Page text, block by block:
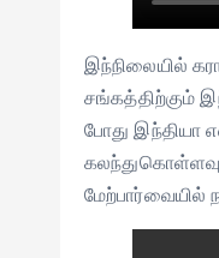
இந்நிலையில்
சங்கத்திற்கும்
போது இந்தியா
மேற்பார்வையில்